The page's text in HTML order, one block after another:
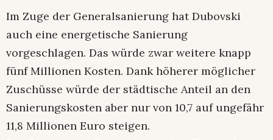
Im Zuge der Generalsanierung hat Dubovski
auch eine energetische Sanierung
vorgeschlagen. Das würde zwar weitere knapp
fünf Millionen Kosten. Dank höherer möglicher
Zuschüsse würde der städtische Anteil an den
Sanierungskosten aber nur von 10,7 auf ungefähr
11,8 Millionen Euro steigen.